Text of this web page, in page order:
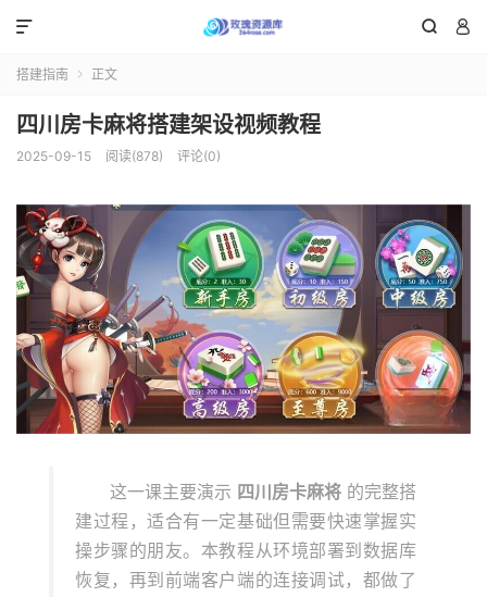
 

搭建指南  正文
四川房卡麻将搭建架设视频教程
2025-09-15 阅读(878) 评论(0)
这一课主要演示 四川房卡麻将 的完整搭
建过程，适合有一定基础但需要快速掌握实
操步骤的朋友。本教程从环境部署到数据库
恢复，再到前端客户端的连接调试，都做了